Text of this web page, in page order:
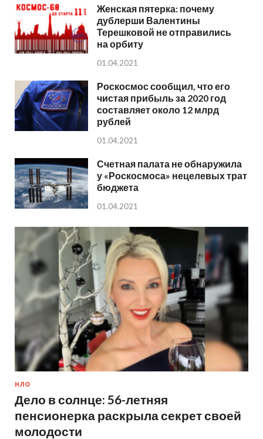
Женская пятерка: почему
дублерши Валентины
Терешковой не отправились
на орбиту
01.04.2021
Роскосмос сообщил, что его
чистая прибыль за 2020 год
составляет около 12 млрд
рублей
01.04.2021
Счетная палата не обнаружила
у «Роскосмоса» нецелевых трат
бюджета
01.04.2021
НЛО
Дело в солнце: 56-летняя
пенсионерка раскрыла секрет своей
молодости